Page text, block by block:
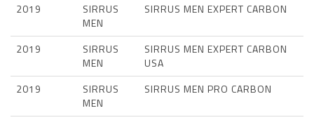
2019
SIRRUS
MEN
SIRRUS MEN EXPERT CARBON
2019
SIRRUS
MEN
SIRRUS MEN EXPERT CARBON
USA
2019
SIRRUS
MEN
SIRRUS MEN PRO CARBON